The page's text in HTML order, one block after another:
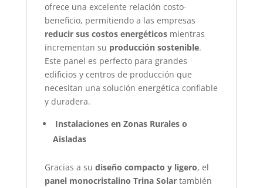
ofrece una excelente relación costo-
beneficio, permitiendo a las empresas
reducir sus costos energéticosmientras
incrementan su producción sostenible.
Este panel es perfecto para grandes
edificios y centros de producción que
necesitan una solución energética confiable
y duradera.
Instalaciones en Zonas Rurales o
Aisladas
Gracias a su diseño compacto y ligero, el
panel monocristalino Trina Solartambién